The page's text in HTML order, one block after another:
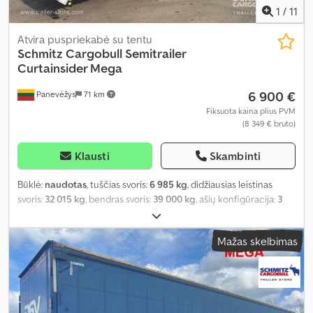
1 / 11
Panevėžys 71 km
Atvira puspriekabė su tentu
Schmitz Cargobull Semitrailer
Curtainsider Mega
6 900 €
Fiksuota kaina plius PVM
(8 349 € bruto)
Klausti Skambinti
Būklė: naudotas, tuščias svoris:6 985 kg, didžiausias leistinas
svoris: 32 015 kg, bendras svoris: 39 000 kg, ašių konfigūracija: 3
08/2017, krovimo vietos ilgis:
krovinių skyriaus plotis:2 480 mm, krovos erdvės aukštis:2 900
mm, krovinio erdvės tūris: , pakaba: oras, padangos dydis:
435/50 R19,5, ratų bazė:7 700 mm , Gamybos metai:2017, Įranga:
ABS,
Mažas skelbimas